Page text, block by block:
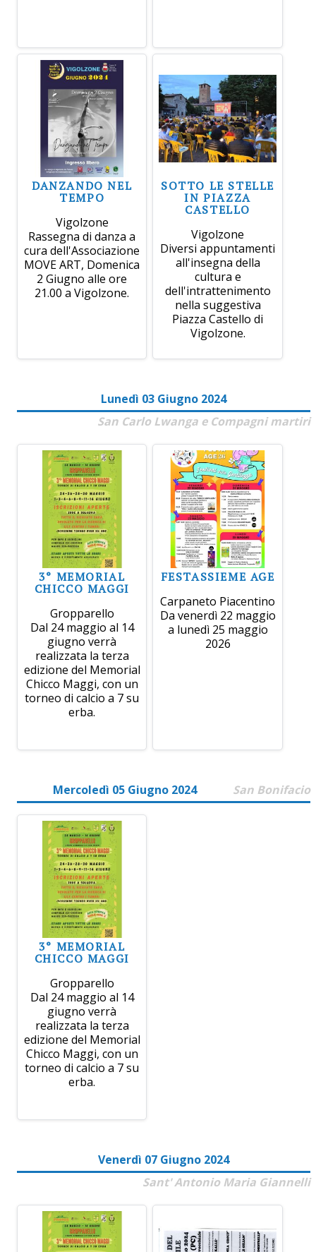
DANZANDO NEL
TEMPO
Vigolzone
Rassegna di danza a
cura dell'Associazione
MOVE ART, Domenica
2 Giugno alle ore
21.00 a Vigolzone.
SOTTO LE STELLE
IN PIAZZA
CASTELLO
Vigolzone
Diversi appuntamenti
all'insegna della
cultura e
dell'intrattenimento
nella suggestiva
Piazza Castello di
Vigolzone.
Lunedì 03 Giugno 2024
San Carlo Lwanga e Compagni martiri
3° MEMORIAL
CHICCO MAGGI
Gropparello
Dal 24 maggio al 14
giugno verrà
realizzata la terza
edizione del Memorial
Chicco Maggi, con un
torneo di calcio a 7 su
erba.
FESTASSIEME AGE
Carpaneto Piacentino
Da venerdì 22 maggio
a lunedì 25 maggio
2026
Mercoledì 05 Giugno 2024 San Bonifacio
3° MEMORIAL
CHICCO MAGGI
Gropparello
Dal 24 maggio al 14
giugno verrà
realizzata la terza
edizione del Memorial
Chicco Maggi, con un
torneo di calcio a 7 su
erba.
Venerdì 07 Giugno 2024
Sant' Antonio Maria Giannelli